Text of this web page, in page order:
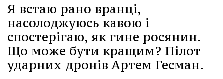
Я встаю рано вранці,
насолоджуюсь кавою і
спостерігаю, як гине росянин.
Що може бути кращим? Пілот
ударних дронів Артем Гесман.